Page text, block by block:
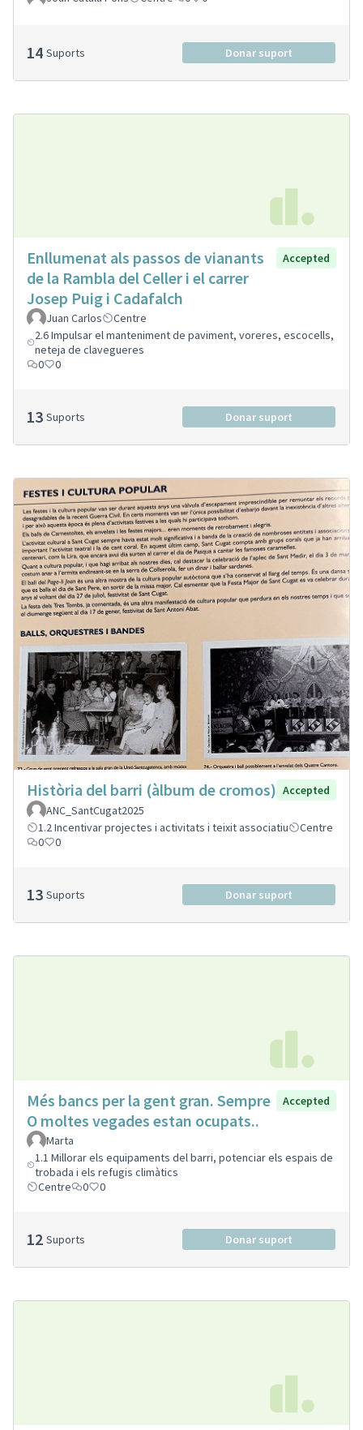
14 Suports Donar suport
Enllumenat als passos de vianants
de la Rambla del Celler i el carrer
Josep Puig i Cadafalch
Accepted
Juan Carlos
Centre
2.6 Impulsar el manteniment de paviment, voreres, escocells,
neteja de clavegueres
0
0
13 Suports Donar suport
Història del barri (àlbum de cromos) Accepted
ANC_SantCugat2025
1.2 Incentivar projectes i activitats i teixit associatiu
Centre
0
0
13 Suports Donar suport
Més bancs per la gent gran. Sempre
O moltes vegades estan ocupats..
Accepted
Marta
1.1 Millorar els equipaments del barri, potenciar els espais de
trobada i els refugis climàtics
Centre
0 0
12 Suports Donar suport